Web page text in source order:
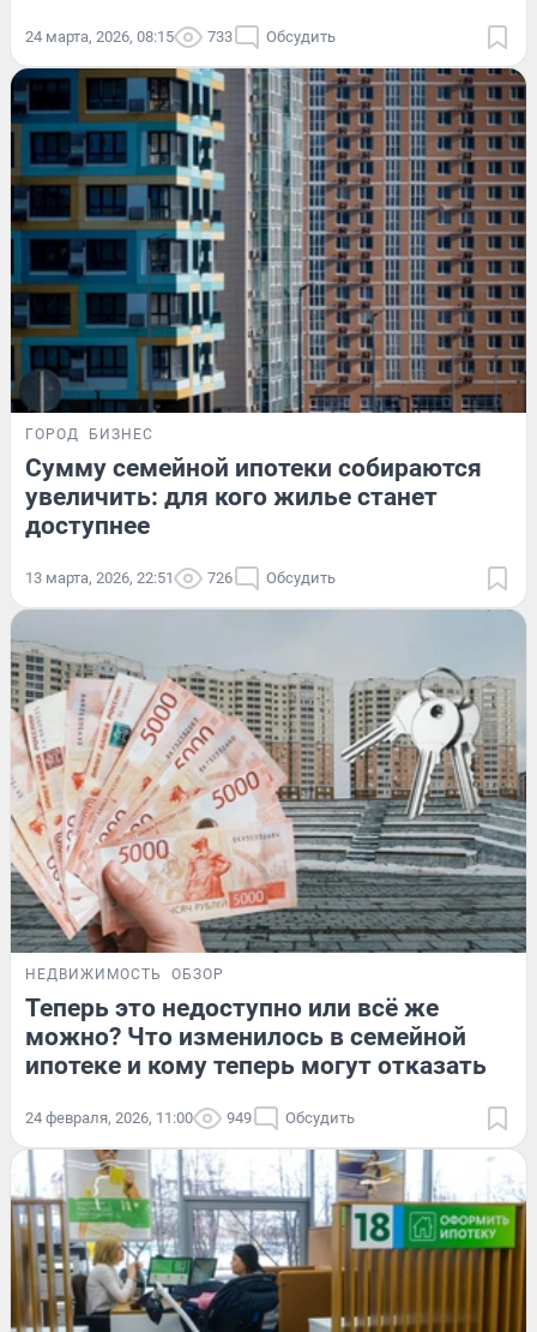
24 марта, 2026, 08:15 733 Обсудить
ГОРОД БИЗНЕС
Сумму семейной ипотеки собираются
увеличить: для кого жилье станет
доступнее
13 марта, 2026, 22:51 726 Обсудить
НЕДВИЖИМОСТЬ ОБЗОР
Теперь это недоступно или всё же
можно? Что изменилось в семейной
ипотеке и кому теперь могут отказать
24 февраля, 2026, 11:00 949 Обсудить